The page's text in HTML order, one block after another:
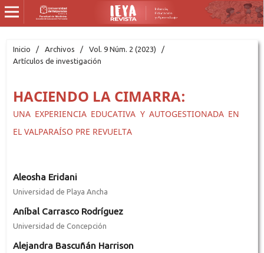
Inicio / Archivos / Vol. 9 Núm. 2 (2023)
/
Artículos de investigación
HACIENDO LA CIMARRA:
UNA EXPERIENCIA EDUCATIVA Y AUTOGESTIONADA EN
EL VALPARAÍSO PRE REVUELTA
Aleosha Eridani
Universidad de Playa Ancha
Aníbal Carrasco Rodríguez
Universidad de Concepción
Alejandra Bascuñán Harrison